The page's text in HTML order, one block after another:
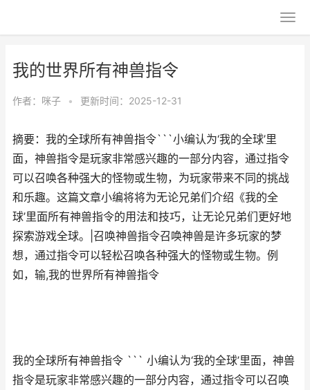
我的世界所有神兽指令
作者： 咪子 • 更新时间：2025-12-31
摘要：我的全球所有神兽指令```小编认为‘我的全球’里
面，神兽指令是玩家非常感兴趣的一部分内容，通过指令
可以召唤各种强大的怪物或生物，为玩家带来不同的挑战
和乐趣。这篇文章小编将将为无论兄弟们介绍《我的全
球’里面所有神兽指令的用法和技巧，让无论兄弟们更好地
探索游戏全球。|召唤神兽指令召唤神兽是许多玩家的梦
想，通过指令可以轻松召唤各种强大的怪物或生物。例
如，输,我的世界所有神兽指令
我的全球所有神兽指令 ``` 小编认为‘我的全球’里面，神兽
指令是玩家非常感兴趣的一部分内容，通过指令可以召唤